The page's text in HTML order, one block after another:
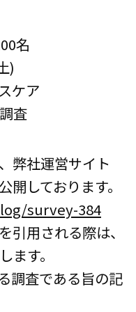
名
)
ケア
査
弊社運営サイト
開しております。
survey-384
用される際は、
ます。
調査である旨の記